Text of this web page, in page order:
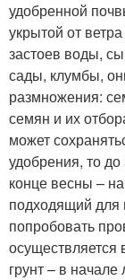
удобренной
укрытой от
застоев воды,
сады, клумбы,
размножения:
семян и их
может
удобрения, то
конце весны –
подходящий для
попробовать
грунт – в начале